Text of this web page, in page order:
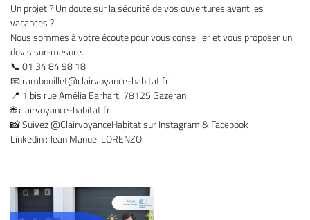
Ouvertures
extérieures
extérieurs
réalisations
Actualités
Inscription
Un projet ? Un doute sur la sécurité de vos ouvertures avant les
vacances ?
Nous sommes à votre écoute pour vous conseiller et vous proposer un
devis sur-mesure.
📞 01 34 84 98 18
📧rambouillet@clairvoyance-habitat.fr
📍 1 bis rue Amélia Earhart, 78125 Gazeran
🌐 clairvoyance-habitat.fr
📸 Suivez @ClairvoyanceHabitat sur Instagram & Facebook
Linkedin : Jean Manuel LORENZO